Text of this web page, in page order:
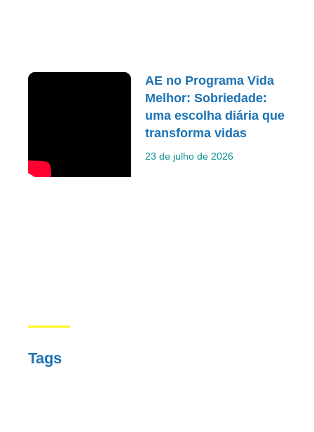
AE no Programa Vida
Melhor: Sobriedade:
uma escolha diária que
transforma vidas
23 de julho de 2026
Tags